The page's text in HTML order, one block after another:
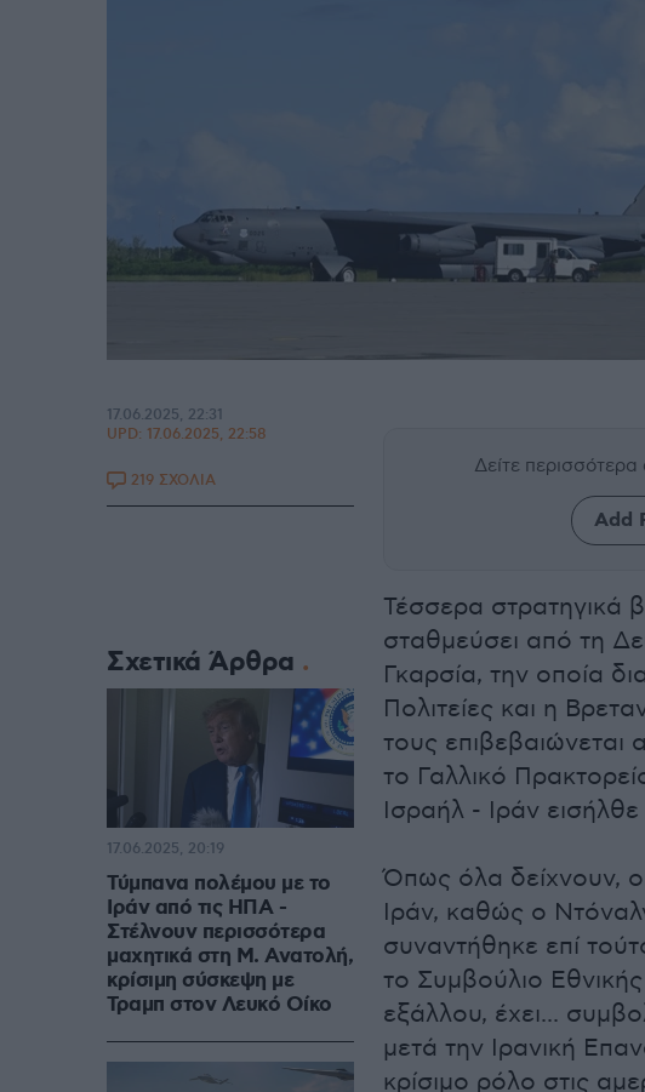
Δείτε
Add
Τέσσερα στρατηγικά
σταθμεύσει από τη
Γκαρσία, την οποία
Πολιτείες και η
τους
το Γαλλικό
Ισραήλ - Ιράν
Όπως όλα δείχνουν,
Ιράν, καθώς ο
συναντήθηκε επί
το Συμβούλιο
εξάλλου, έχει...
μετά την Ιρανική
κρίσιμο ρόλο στις
17.06.2025, 22:31
UPD: 17.06.2025, 22:58
219 ΣΧΟΛΙΑ
Σχετικά Άρθρα
Τύμπανα πολέμου με το
Ιράν από τις ΗΠΑ -
Στέλνουν περισσότερα
μαχητικά στη Μ. Ανατολή,
κρίσιμη σύσκεψη με
Τραμπ στον Λευκό Οίκο
17.06.2025, 20:19